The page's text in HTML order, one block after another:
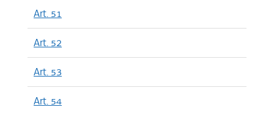
Art. 51
Art. 52
Art. 53
Art. 54